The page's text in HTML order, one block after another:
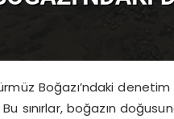
Boğazı’ndaki denetim
sınırlar, boğazın